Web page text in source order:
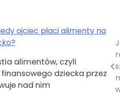
ojciec płaci alimenty na
alimentów, czyli
dziecka przez
nad nim